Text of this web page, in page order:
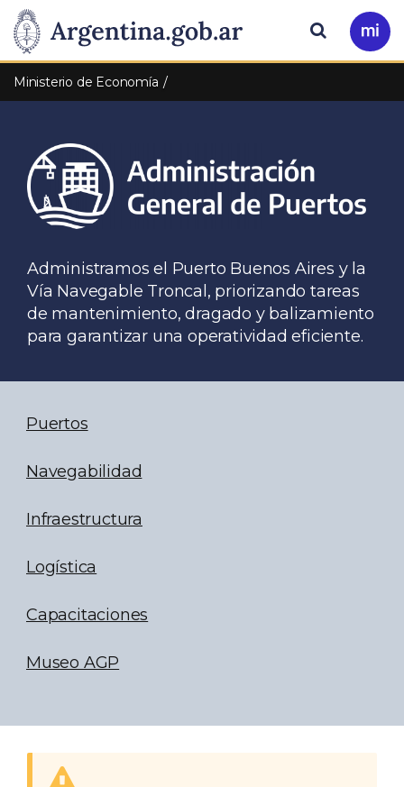
Presidencia
de
Nación
Pasar al contenido principal
Ir
a
Buscar
Ministerio de Economía
Administramos el Puerto Buenos Aires y la
Vía Navegable Troncal, priorizando tareas
de mantenimiento, dragado y balizamiento
para garantizar una operatividad eficiente.
Puertos
Navegabilidad
Infraestructura
Logística
Capacitaciones
Museo AGP